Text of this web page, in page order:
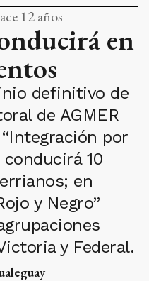
12 años
en
definitivo de
de AGMER
por
conducirá 10
en
y Negro”
y Federal.